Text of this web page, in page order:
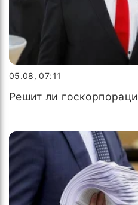
05.08, 07:11
Решит ли